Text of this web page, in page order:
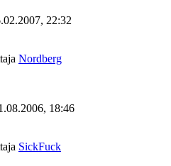
22:32
Nordberg
18:46
SickFuck